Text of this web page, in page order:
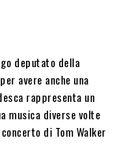
deputato della
avere anche una
rappresenta un
musica diverse volte
di Tom Walker